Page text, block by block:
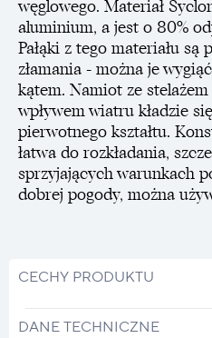
węglowego. Materiał
aluminium, a jest o 80%
Pałąki z tego materiału
złamania - można je
kątem. Namiot ze
wpływem wiatru kładzie
pierwotnego kształtu.
łatwa do rozkładania,
sprzyjających warunkach
dobrej pogody, można
CECHY PRODUKTU
DANE TECHNICZNE